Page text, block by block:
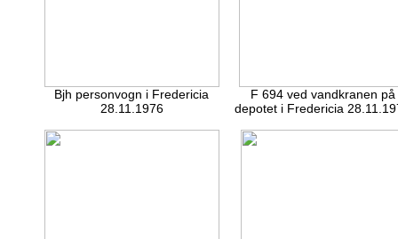
Bjh personvogn i Fredericia
28.11.1976
F 694 ved vandkranen på
depotet i Fredericia